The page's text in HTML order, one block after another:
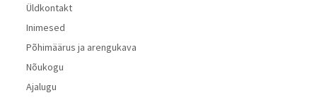
Üldkontakt
Inimesed
Põhimäärus ja arengukava
Nõukogu
Ajalugu